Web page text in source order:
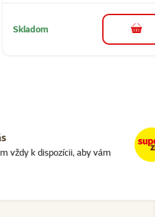
Skladom do
vždy k dispozícii, aby vám